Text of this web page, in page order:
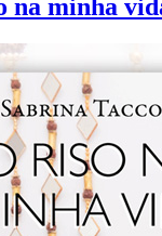
na minha